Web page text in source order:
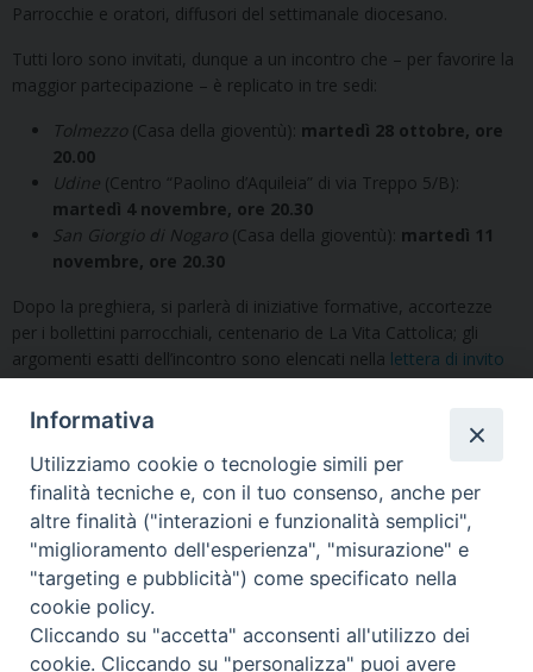
Parrocchie e oratori, diffusori del settimanale diocesano.
Tutti loro sono invitati, dunque a un incontro che – per favorire la
maggior partecipazione – è replicato in tre sedi:
Tolmezzo (Casa della gioventù): martedì 28 ottobre, ore
20.00
Udine (Centro “Paolino d’Aquileia” di via Treppo 5/B):
martedì 4 novembre, ore 20.30
San Giorgio di Nogaro (Casa della gioventù): martedì 11
novembre, ore 20.30
Dopo la preghiera, si parlerà di iniziative formative, accortezze
per i bollettini parrocchiali, centenario de La Vita Cattolica; gli
argomenti esatti dell’incontro sono elencati nella lettera di invito
all’incontro. Alle serate interverrannoGiovanni Lesa(direttore
dell’Ufficio diocesano per la pastorale delle Comunicazioni sociali)
don Daniele Antonello
Radio
Spazio).
Informativa
Utilizziamo cookie o tecnologie simili per
finalità tecniche e, con il tuo consenso, anche per
altre finalità ("interazioni e funzionalità semplici",
"miglioramento dell'esperienza", "misurazione" e
"targeting e pubblicità") come specificato nella
cookie policy.
Cliccando su "accetta" acconsenti all'utilizzo dei
cookie. Cliccando su "personalizza" puoi avere